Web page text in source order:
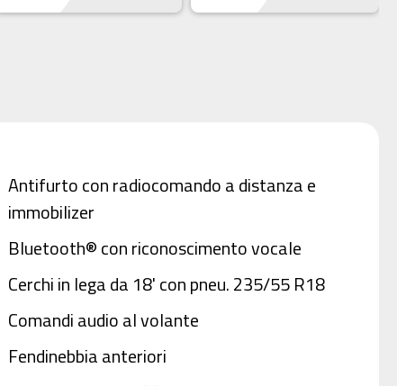
Antifurto con radiocomando a distanza e
immobilizer
Bluetooth® con riconoscimento vocale
Cerchi in lega da 18' con pneu. 235/55 R18
Comandi audio al volante
Fendinebbia anteriori